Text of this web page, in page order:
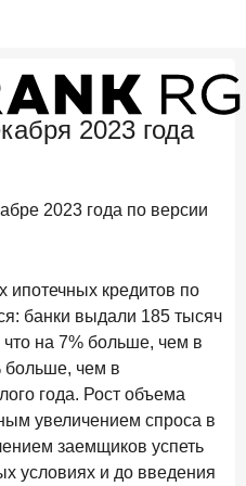
ИССЛЕДОВАНИЕ
выдач кредитов
ИССЛЕДОВАНИЕ
при смене
ИССЛЕДОВАНИЕ
2026 года в цифрах
обслуживание —
брокера
2023 года
2023 года по версии
кредитов по
банки выдали 185 тысяч
на 7% больше, чем в
больше, чем в
года. Рост объема
увеличением спроса в
заемщиков успеть
условиях и до введения